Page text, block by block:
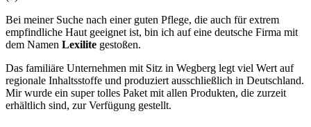
Bei meiner Suche nach einer guten Pflege, die auch für extrem
empfindliche Haut geeignet ist, bin ich auf eine deutsche Firma mit
dem Namen Lexilite gestoßen.
Das familiäre Unternehmen mit Sitz in Wegberg legt viel Wert auf
regionale Inhaltsstoffe und produziert ausschließlich in Deutschland.
Mir wurde ein super tolles Paket mit allen Produkten, die zurzeit
erhältlich sind, zur Verfügung gestellt.